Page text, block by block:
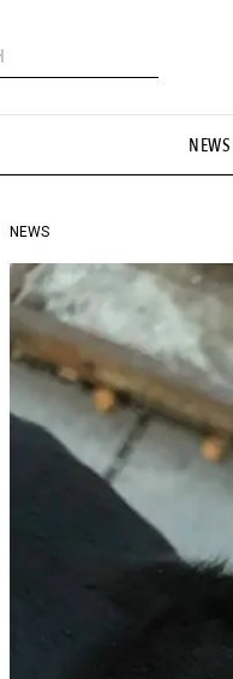
NEWS
#憧れの逸品
所以 #フイナムのYouTube
#HANDSOME HANDBOOK
NEWS